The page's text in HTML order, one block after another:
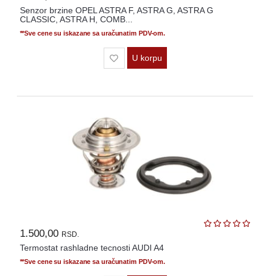
Senzor brzine OPEL ASTRA F, ASTRA G, ASTRA G
CLASSIC, ASTRA H, COMB...
**Sve cene su iskazane sa uračunatim PDV-om.
U korpu
1.500,00 RSD.
Termostat rashladne tecnosti AUDI A4
**Sve cene su iskazane sa uračunatim PDV-om.